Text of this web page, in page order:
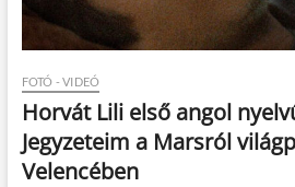
FOTÓ - VIDEÓ
Horvát Lili első angol
Jegyzeteim a Marsról
Velencében